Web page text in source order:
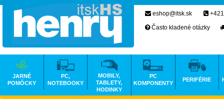
eshop@itsk.sk
Často kladené otázky
JARNÉ
POMÔCKY
PC,
NOTEBOOKY
MOBILY,
TABLETY,
HODINKY
PC
KOMPONENTY
PERIFÉRIE